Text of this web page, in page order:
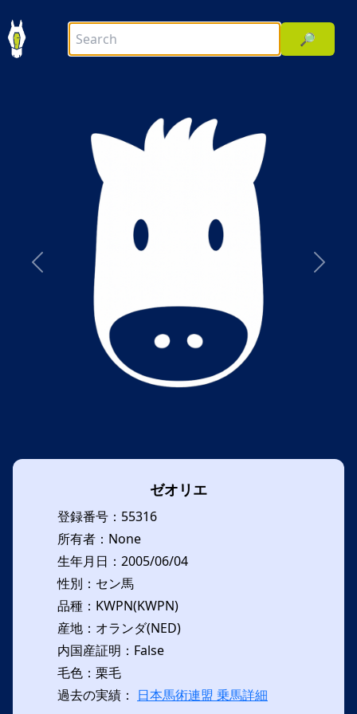
🔎
前へ 次へ
ゼオリエ
登録番号：55316
所有者：None
生年月日：2005/06/04
性別：セン馬
品種：KWPN(KWPN)
産地：オランダ(NED)
内国産証明：False
毛色：栗毛
過去の実績： 日本馬術連盟 乗馬詳細